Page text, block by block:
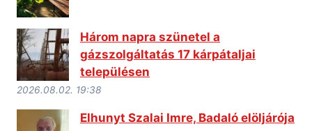
Három napra szünetel a
gázszolgáltatás 17 kárpátaljai
településen
2026.08.02. 19:38
Elhunyt Szalai Imre, Badaló elöljárója